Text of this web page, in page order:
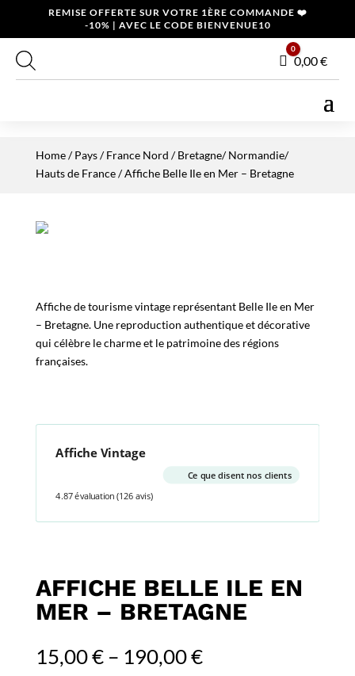
REMISE OFFERTE SUR VOTRE 1ÈRE COMMANDE ❤️
-10% | AVEC LE CODE BIENVENUE10
Panier
0
0,00€
Home/Pays/France Nord /Bretagne/ Normandie/
Hauts de France/ Affiche Belle Ile en Mer – Bretagne
Affiche de tourisme vintage représentant Belle Ile en Mer
– Bretagne. Une reproduction authentique et décorative
qui célèbre le charme et le patrimoine des régions
françaises.
Affiche Vintage
Ce que disent nos clients
4.87 évaluation (126 avis)
AFFICHE BELLE ILE EN
MER – BRETAGNE
15,00€– 190,00€